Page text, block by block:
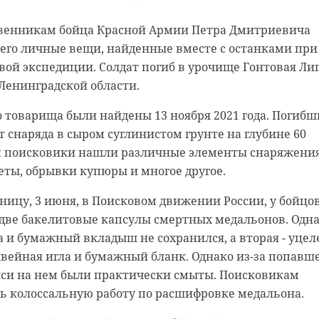
бойца Красной Армии Петра Дмитриевича
личные вещи, найденные вместе с останками при
экспедиции. Солдат погиб в урочище Гонтовая
области.
товарища были найдены 13 ноября 2021 года.
в сыром суглинистом грунте на глубине 60
поисковики нашли различные элементы
обрывки купюры и многое другое.
3 июня, в Поисковом движении России, у
бакелитовые капсулы смертных медальонов. Одна
и бумажный вкладыш не сохранился, а вторая -
игла и бумажный бланк. Однако из-за
на нем были практически смыты. Поисковикам
колоссальную работу по расшифровке медальона.
в регионе немного опустится.
покажут от +17 до +19 градусов. В
от +15 до +20 градусов.
специалист «Центра Фобос» Михаил Леус,
в регионе будет формировать тыловая часть
4-9 м/с. Атмосферное давление составит
погоды изменится мало. Ленинградскую
а температура окажется около нормы.
населенном пункте предлагается построить пять
застройкой, культурным центром,
и образовательными учреждениями.
240 тысяч «квадратов» жилья. В
человека. Для жителей предусмотрено
центра на 810 мест и физкультурного комплекса с
также появится футбольное поле, две школы на 825
сада на 255 и 210 мест.
2 июня, в правительстве Ленинградской
реализовать в четыре этапа. Социальные объекты
же.